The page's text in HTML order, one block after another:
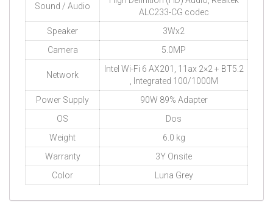
Sound / Audio
ALC233-CG codec
Speaker
3Wx2
Camera
5.0MP
Network
Intel Wi-Fi 6 AX201, 11ax 2×2 + BT5.2
, Integrated 100/1000M
Power Supply
90W 89% Adapter
OS
Dos
Weight
6.0 kg
Warranty
3Y Onsite
Color
Luna Grey